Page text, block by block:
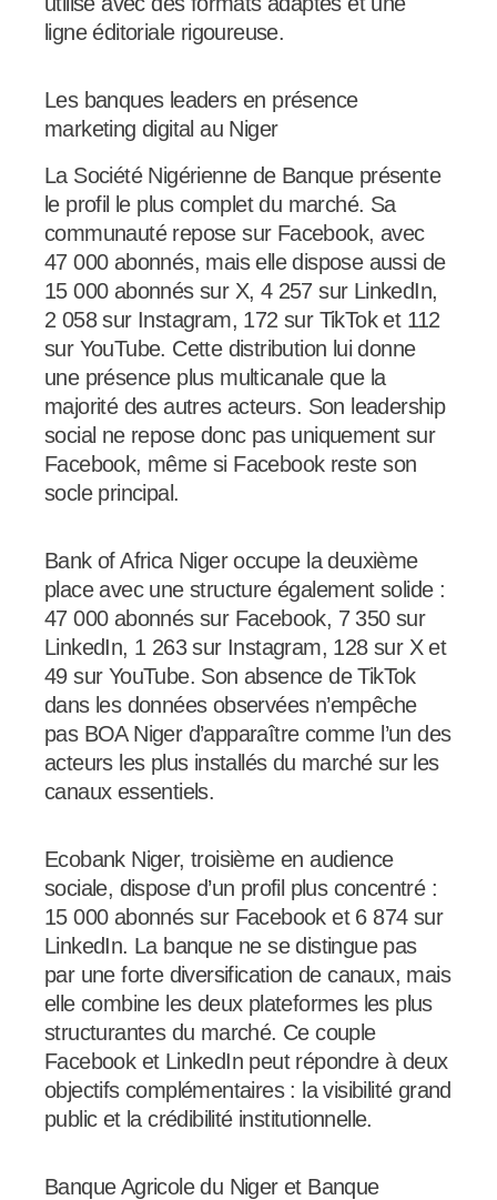
ligne éditoriale rigoureuse.
Les banques leaders en présence
marketing digital au Niger
La Société Nigérienne de Banque présente
le profil le plus complet du marché. Sa
communauté repose sur Facebook, avec
47 000 abonnés, mais elle dispose aussi de
15 000 abonnés sur X, 4 257 sur LinkedIn,
2 058 sur Instagram, 172 sur TikTok et 112
sur YouTube. Cette distribution lui donne
une présence plus multicanale que la
majorité des autres acteurs. Son leadership
social ne repose donc pas uniquement sur
Facebook, même si Facebook reste son
socle principal.
Bank of Africa Niger occupe la deuxième
place avec une structure également solide :
47 000 abonnés sur Facebook, 7 350 sur
LinkedIn, 1 263 sur Instagram, 128 sur X et
49 sur YouTube. Son absence de TikTok
dans les données observées n’empêche
pas BOA Niger d’apparaître comme l’un des
acteurs les plus installés du marché sur les
canaux essentiels.
Ecobank Niger, troisième en audience
sociale, dispose d’un profil plus concentré :
15 000 abonnés sur Facebook et 6 874 sur
LinkedIn. La banque ne se distingue pas
par une forte diversification de canaux, mais
elle combine les deux plateformes les plus
structurantes du marché. Ce couple
Facebook et LinkedIn peut répondre à deux
objectifs complémentaires : la visibilité grand
public et la crédibilité institutionnelle.
Banque Agricole du Niger et Banque